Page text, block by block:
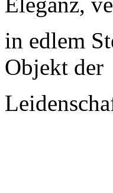
in edlem
Objekt der